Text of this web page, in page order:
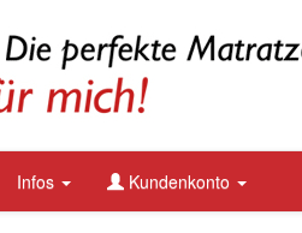
Infos Kundenkonto